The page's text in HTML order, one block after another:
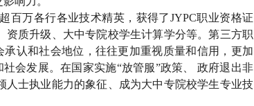
百万各行各业技术精英，获得了JYPC职业资格证
质升级、大中专院校学生计算学分等。第三方职
认和社会地位，往往更加重视质量和信用，更加
会发展。在国家实施“放管服”政策、 政府退出非
士执业能力的象征、成为大中专院校学生专业技